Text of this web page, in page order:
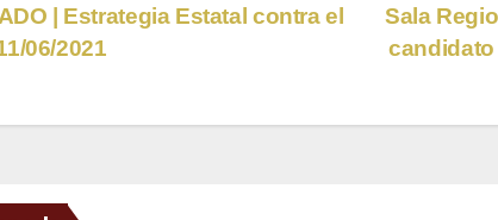
Sala
candidato
| Estrategia Estatal contra el
06/2021